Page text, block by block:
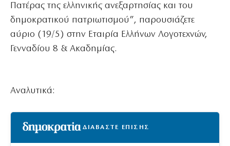
Πατέρας της ελληνικής ανεξαρτησίας και του
δημοκρατικού πατριωτισμού”, παρουσιάζετε
αύριο (19/5) στην Εταιρία Ελλήνων Λογοτεχνών,
Γενναδίου 8 & Ακαδημίας.
Αναλυτικά:
ΔΙΑΒΑΣΤΕ ΕΠΙΣΗΣ